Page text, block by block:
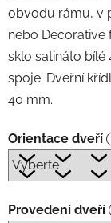
obvodu rámu, v
nebo Decorative
sklo satináto bílé
spoje. Dveřní
40 mm.
Orientace dveří
Provedení dveří